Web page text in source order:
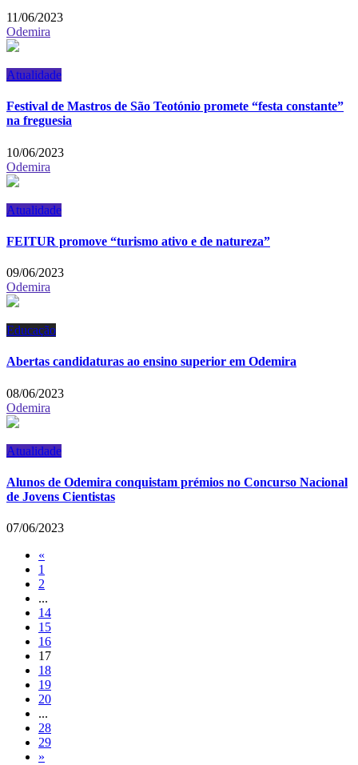
11/06/2023
Odemira
Atualidade
Festival de Mastros de São Teotónio promete “festa constante”
na freguesia
10/06/2023
Odemira
Atualidade
FEITUR promove “turismo ativo e de natureza”
09/06/2023
Odemira
Educação
Abertas candidaturas ao ensino superior em Odemira
08/06/2023
Odemira
Atualidade
Alunos de Odemira conquistam prémios no Concurso Nacional
de Jovens Cientistas
07/06/2023
«
1
2
...
14
15
16
17
18
19
20
...
28
29
»